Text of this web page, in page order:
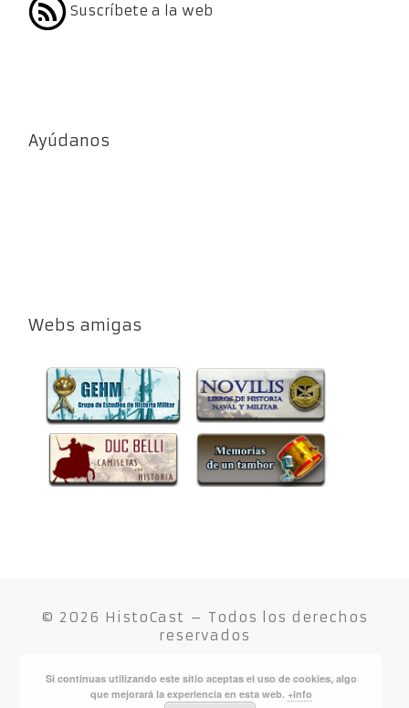
Suscríbete a la web
Ayúdanos
Webs amigas
© 2026 HistoCast – Todos los derechos
reservados
Funciona conWP– Diseñado con elTema Customizr
Si continuas utilizando este sitio aceptas el uso de cookies, algo
que mejorará la experiencia en esta web. +info